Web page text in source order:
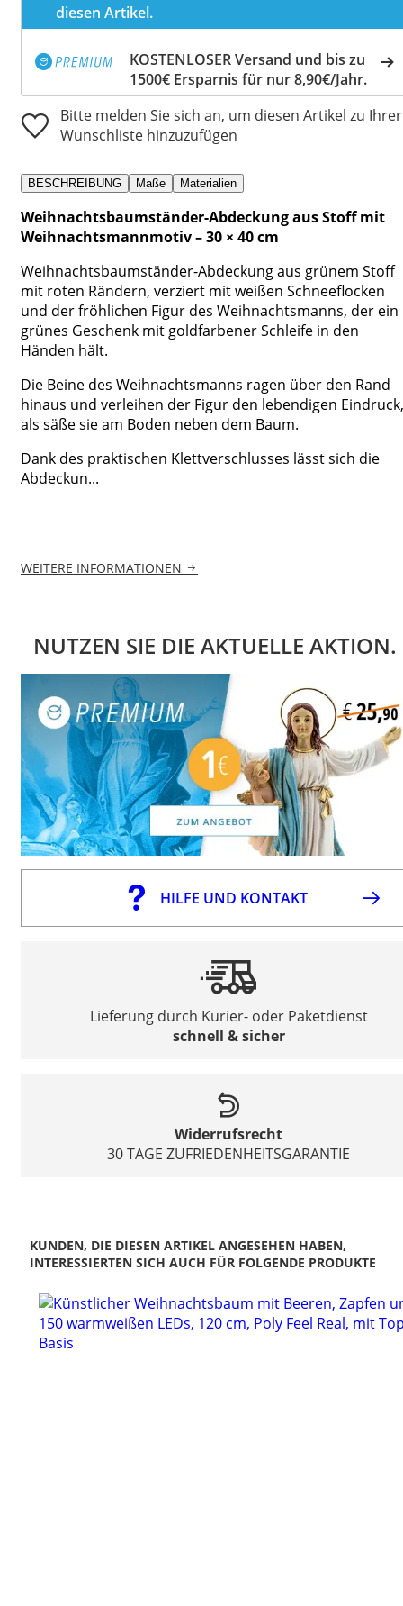
diesen Artikel.
KOSTENLOSER Versand und bis zu
1500€ Ersparnis für nur 8,90€/Jahr.
Bitte melden Sie sich an, um diesen Artikel zu Ihrer
Wunschliste hinzuzufügen
BESCHREIBUNG Maße Materialien
Weihnachtsbaumständer-Abdeckung aus Stoff mit
Weihnachtsmannmotiv – 30 × 40 cm
Weihnachtsbaumständer-Abdeckung aus grünem Stoff
mit roten Rändern, verziert mit weißen Schneeflocken
und der fröhlichen Figur des Weihnachtsmanns, der ein
grünes Geschenk mit goldfarbener Schleife in den
Händen hält.
Die Beine des Weihnachtsmanns ragen über den Rand
hinaus und verleihen der Figur den lebendigen Eindruck,
als säße sie am Boden neben dem Baum.
Dank des praktischen Klettverschlusses lässt sich die
Abdeckun...
WEITERE INFORMATIONEN
NUTZEN SIE DIE AKTUELLE AKTION.
HILFE UND KONTAKT
Lieferung durch Kurier- oder Paketdienst
schnell & sicher
Widerrufsrecht
30 TAGE ZUFRIEDENHEITSGARANTIE
KUNDEN, DIE DIESEN ARTIKEL ANGESEHEN HABEN,
INTERESSIERTEN SICH AUCH FÜR FOLGENDE PRODUKTE